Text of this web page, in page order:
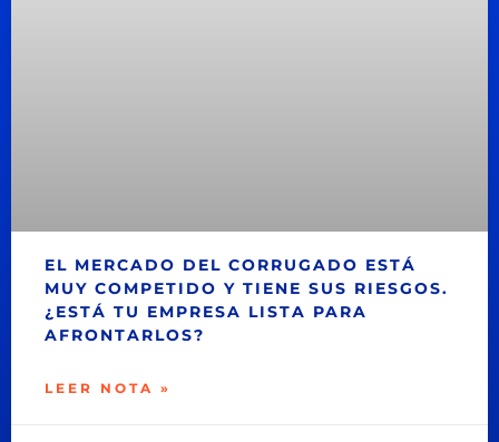
EL MERCADO DEL CORRUGADO ESTÁ
MUY COMPETIDO Y TIENE SUS RIESGOS.
¿ESTÁ TU EMPRESA LISTA PARA
AFRONTARLOS?
LEER NOTA »